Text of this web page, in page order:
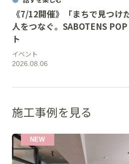
《7/12開催》「まちで見つけ
人をつなぐ。SABOTENS
ト
2026.08.06
イベント
施工事例を見る